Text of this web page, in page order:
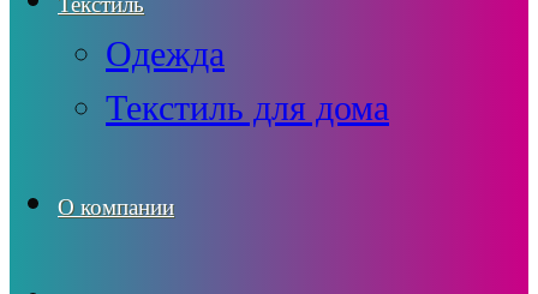
Одежда
Текстиль для дома
О компании